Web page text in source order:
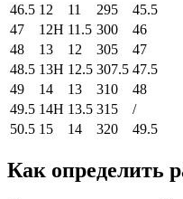
46.5 12 11 295
45.5
47
12H 11.5 300
46
48
13 12 305
47
48.5 13H 12.5 307.5 47.5
49
14 13 310
48
49.5 14H 13.5 315
/
50.5 15 14 320 49.5
Как определить